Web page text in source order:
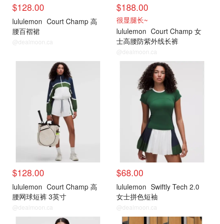
$128.00
lululemon Court Champ 高
腰百褶裙
@dealmoon.ca
$188.00
很显腿长~
lululemon Court Champ 女
士高腰防紫外线长裤
@dealmoon.ca
$128.00
lululemon Court Champ 高
腰网球短裤 3英寸
@dealmoon.ca
$68.00
lululemon Swiftly Tech 2.0
女士拼色短袖
@dealmoon.ca